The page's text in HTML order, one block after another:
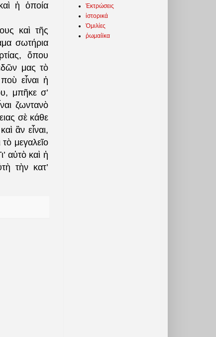
ἡ ὁποία
καὶ τῆς
σωτήρια
ὅπου
μας τὸ
εἶναι ἡ
μπῆκε σ’
ζωντανὸ
σὲ κάθε
ἂν εἶναι,
τὸ μεγαλεῖο
αὐτὸ καὶ ἡ
τὴν κατ’
Ἐκτρώσεις
ἱστορικά
Ὁμιλίες
ῥωμαίϊκα